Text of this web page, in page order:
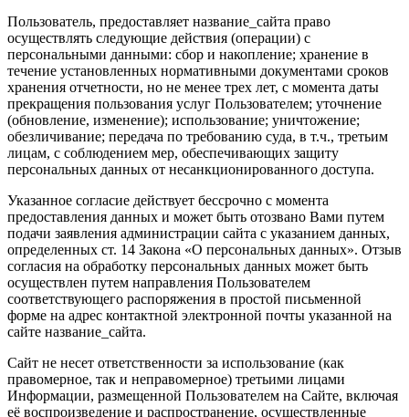
Пользователь, предоставляет название_сайта право
осуществлять следующие действия (операции) с
персональными данными: сбор и накопление; хранение в
течение установленных нормативными документами сроков
хранения отчетности, но не менее трех лет, с момента даты
прекращения пользования услуг Пользователем; уточнение
(обновление, изменение); использование; уничтожение;
обезличивание; передача по требованию суда, в т.ч., третьим
лицам, с соблюдением мер, обеспечивающих защиту
персональных данных от несанкционированного доступа.
Указанное согласие действует бессрочно с момента
предоставления данных и может быть отозвано Вами путем
подачи заявления администрации сайта с указанием данных,
определенных ст. 14 Закона «О персональных данных». Отзыв
согласия на обработку персональных данных может быть
осуществлен путем направления Пользователем
соответствующего распоряжения в простой письменной
форме на адрес контактной электронной почты указанной на
сайте название_сайта.
Сайт не несет ответственности за использование (как
правомерное, так и неправомерное) третьими лицами
Информации, размещенной Пользователем на Сайте, включая
её воспроизведение и распространение, осуществленные